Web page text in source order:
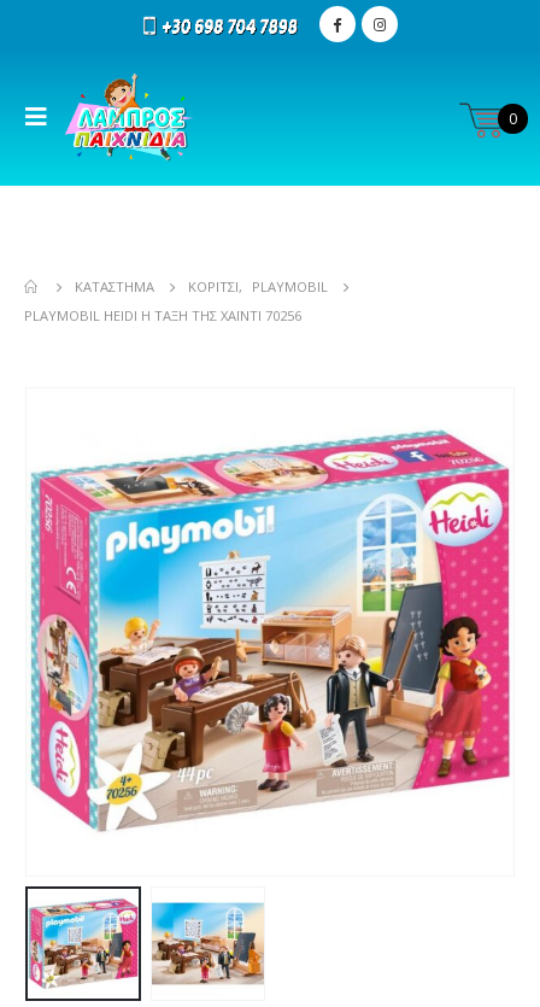
0
ΚΑΤΆΣΤΗΜΑ ΚΟΡΊΤΣΙ,
PLAYMOBIL
PLAYMOBIL HEIDI Η ΤΆΞΗ ΤΗΣ ΧΆΙΝΤΙ 70256